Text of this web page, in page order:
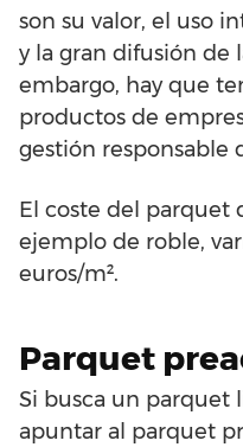
son su valor, el uso
y la gran difusión de
embargo, hay que
productos de
gestión responsable
El coste del parquet
ejemplo de roble,
euros/m².
Parquet
Si busca un parquet
apuntar al parquet